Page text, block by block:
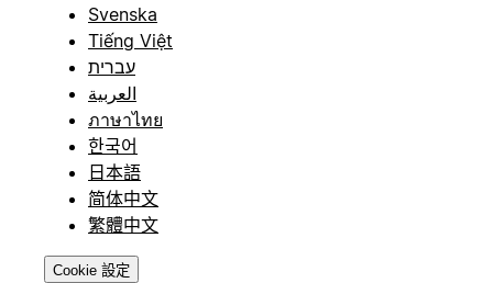
Svenska
Tiếng Việt
עברית
العربية
ภาษาไทย
한국어
日本語
简体中文
繁體中文
Cookie 設定